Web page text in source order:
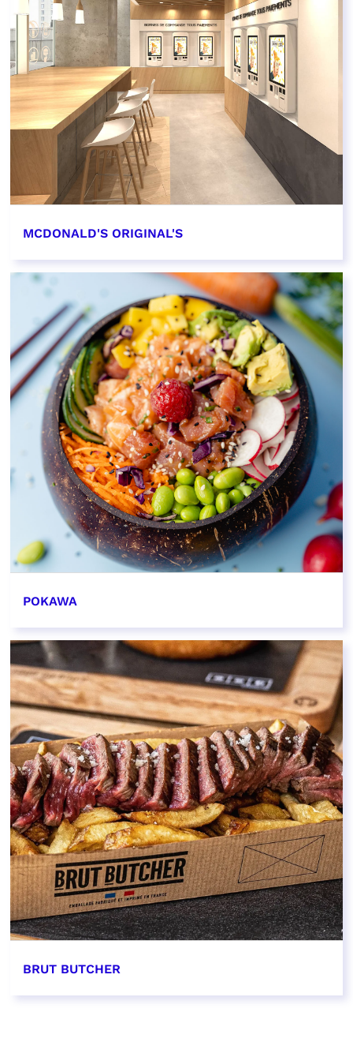
MCDONALD'S ORIGINAL'S
EN SAVOIR PLUS
POKAWA
EN SAVOIR PLUS
BRUT BUTCHER